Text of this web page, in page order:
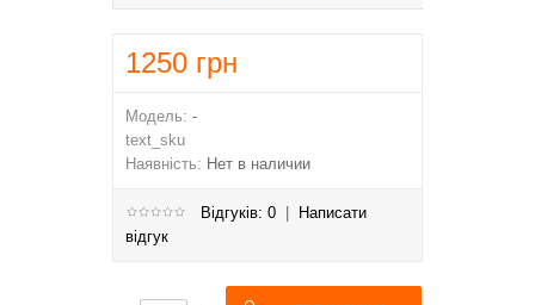
1250 грн
Модель: -
text_sku
Наявність: Нет в наличии
Відгуків: 0
Написати
відгук